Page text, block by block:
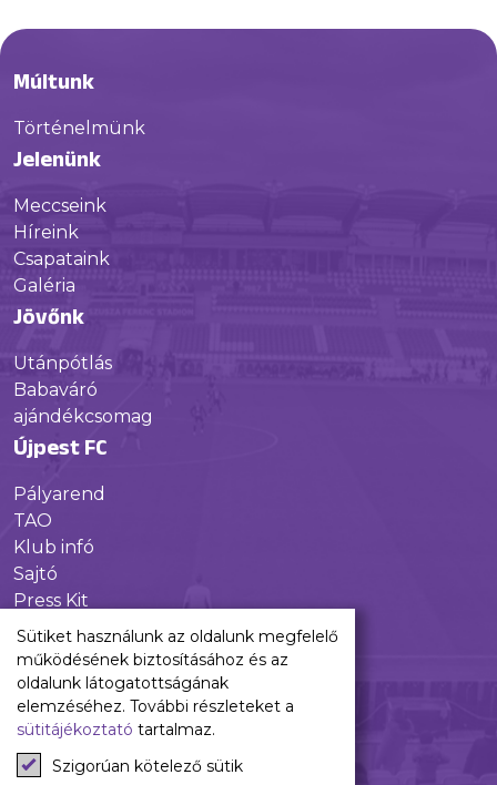
Múltunk
Történelmünk
Jelenünk
Meccseink
Híreink
Csapataink
Galéria
Jövőnk
Utánpótlás
Babaváró
ajándékcsomag
Újpest FC
Pályarend
TAO
Klub infó
Sajtó
Press Kit
Újpest FC Shop
Digitális felületeink
Facebook
Instagram
Tiktok
Sütiket használunk az oldalunk megfelelő
működésének biztosításához és az
oldalunk látogatottságának
elemzéséhez. További részleteket a
sütitájékoztató tartalmaz.
Szigorúan kötelező sütik